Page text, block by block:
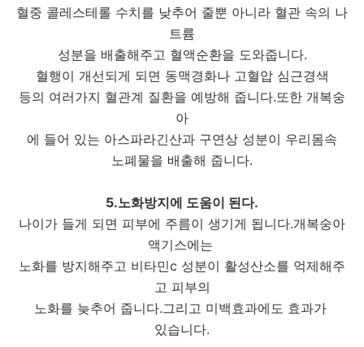
혈중 콜레스테롤 수치를 낮추어 줄뿐 아니라 혈관 속의 나
트륨
성분을 배출해주고 혈액순환을 도와줍니다.
혈행이 개선되게 되면 동맥경화나 고혈압 심근경색
등의 여러가지 혈관계 질환을 예방해 줍니다.또한 개복숭
아
에 들어 있는 아스파라긴산과 구연상 성분이 우리몸속
노폐물을 배출해 줍니다.
5.노화방지에 도움이 된다.
나이가 들게 되면 피부에 주름이 생기게 됩니다.개복숭아
액기스에는
노화를 방지해주고 비타민c 성분이 활성산소를 억제해주
고 피부의
노화를 늦추어 줍니다.그리고 미백효과에도 효과가
있습니다.